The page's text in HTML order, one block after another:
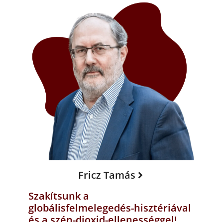
Fricz Tamás
Szakítsunk a
globálisfelmelegedés-hisztériával